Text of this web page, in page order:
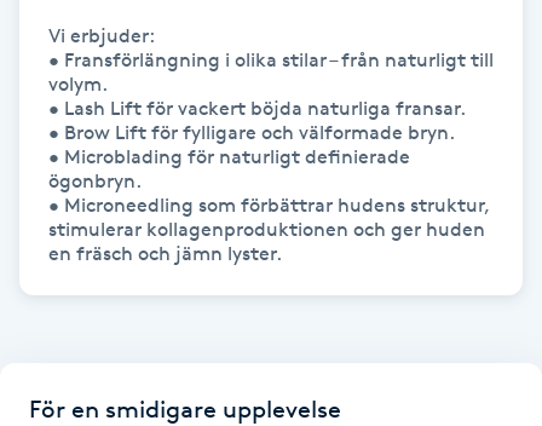
Gravidmassage
Gravidyoga
Gruppträning
Gua Sha-massage
H
Headspa
Vi erbjuder:
• Fransförlängning i olika stilar – från naturligt till
volym.
• Lash Lift för vackert böjda naturliga fransar.
• Brow Lift för fylligare och välformade bryn.
• Microblading för naturligt definierade
ögonbryn.
• Microneedling som förbättrar hudens struktur,
stimulerar kollagenproduktionen och ger huden
en fräsch och jämn lyster.
För en smidigare upplevelse